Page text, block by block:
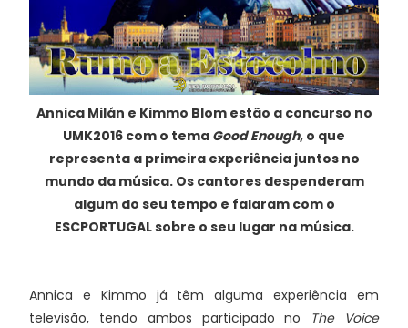
Annica Milán e Kimmo Blom estão a concurso no
UMK2016 com o tema Good Enough, o que
representa a primeira experiência juntos no
mundo da música. Os cantores despenderam
algum do seu tempo e falaram com o
ESCPORTUGAL sobre o seu lugar na música.
Annica e Kimmo já têm alguma experiência em
televisão, tendo ambos participado no The Voice